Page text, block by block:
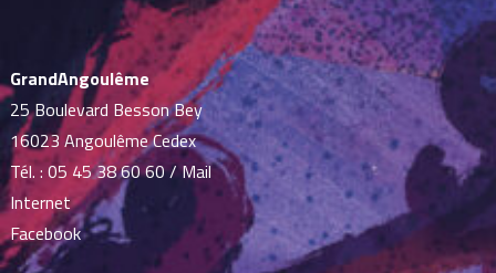
GrandAngoulême
25 Boulevard Besson Bey
16023 Angoulême Cedex
Tél. : 05 45 38 60 60/Mail
Internet
Facebook